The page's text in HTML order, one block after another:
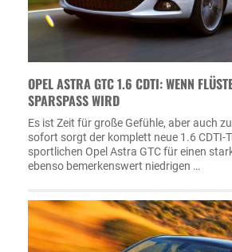
OPEL ASTRA GTC 1.6 CDTI: WENN
SPARSPASS WIRD
Es ist Zeit für große Gefühle, aber auch
sofort sorgt der komplett neue 1.6 CDTI-
sportlichen Opel Astra GTC für einen
ebenso bemerkenswert niedrigen …